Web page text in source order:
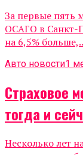
За первые пять
ОСАГО в Санкт-
на 6,5%
Авто новости1
Страховое
тогда и
Несколько лет